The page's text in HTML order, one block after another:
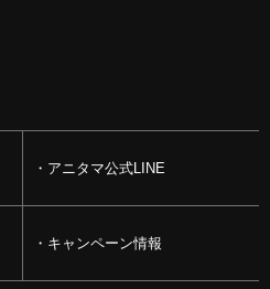
アニタマ公式LINE
キャンペーン情報